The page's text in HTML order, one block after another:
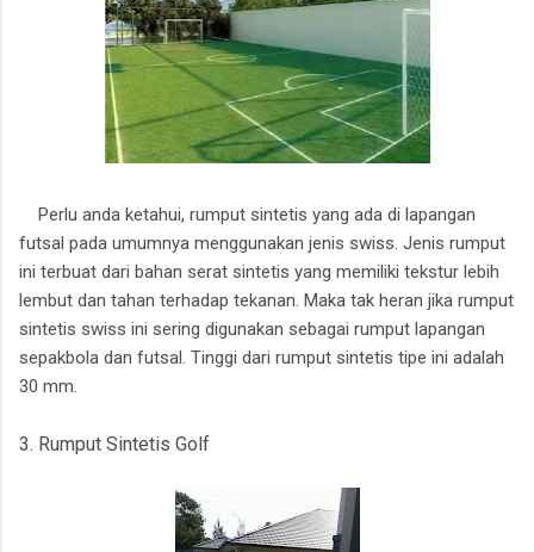
Perlu anda ketahui, rumput sintetis yang ada di lapangan
futsal pada umumnya menggunakan jenis swiss. Jenis rumput
ini terbuat dari bahan serat sintetis yang memiliki tekstur lebih
lembut dan tahan terhadap tekanan. Maka tak heran jika rumput
sintetis swiss ini sering digunakan sebagai rumput lapangan
sepakbola dan futsal. Tinggi dari rumput sintetis tipe ini adalah
30 mm.
3. Rumput Sintetis Golf